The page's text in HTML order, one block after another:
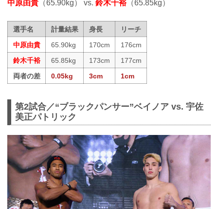
中原由貴 （65.90kg） vs. 鈴木千裕（65.85kg）
選手名 計量結果 身長
リーチ
中原由貴
65.90kg 170cm
176cm
鈴木千裕
65.85kg 173cm
177cm
両者の差
0.05kg 3cm 1cm
第2試合／“ブラックパンサー”ベイノア vs. 宇佐
美正パトリック